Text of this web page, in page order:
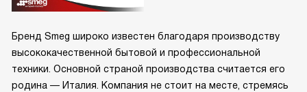
Бренд Smeg широко известен благодаря производству
высококачественной бытовой и профессиональной
техники. Основной страной производства считается его
родина — Италия. Компания не стоит на месте, стремясь